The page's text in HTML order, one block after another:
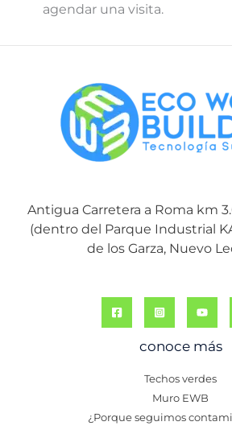
agendar una visita.
Antigua Carretera a Roma km
(dentro del Parque Industrial
de los Garza, Nuevo
conoce más
Techos verdes
Muro EWB
¿Porque seguimos